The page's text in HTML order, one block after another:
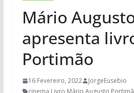
Mário
apresenta
Portimão
16 Fevereiro, 2022
JorgeEusebio